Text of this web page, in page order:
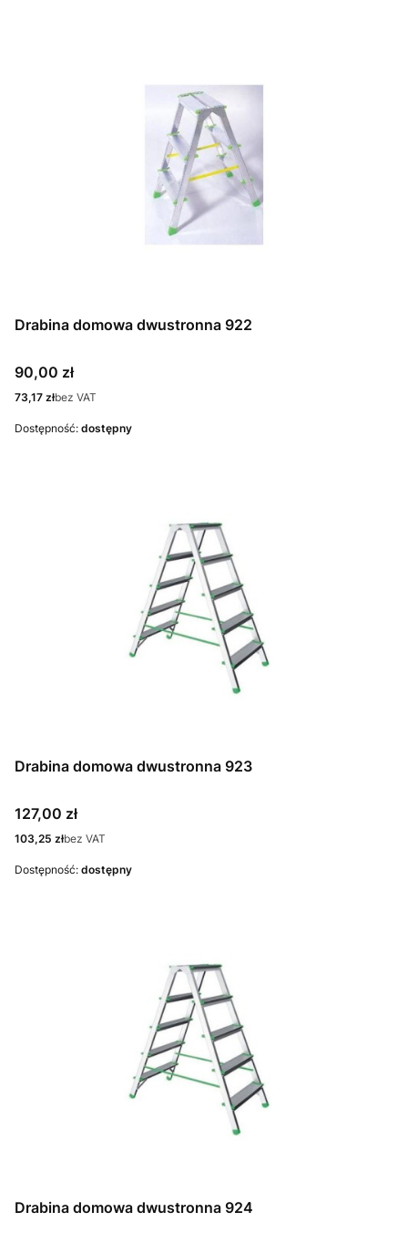
Drabina domowa dwustronna 922
Cena
90,00 zł
Cena
73,17 złbez VAT
Dostępność: dostępny
Drabina domowa dwustronna 923
Cena
127,00 zł
Cena
103,25 złbez VAT
Dostępność: dostępny
Drabina domowa dwustronna 924